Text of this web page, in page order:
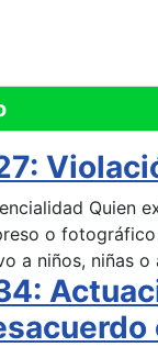
Quien
o
a niños, niñas o